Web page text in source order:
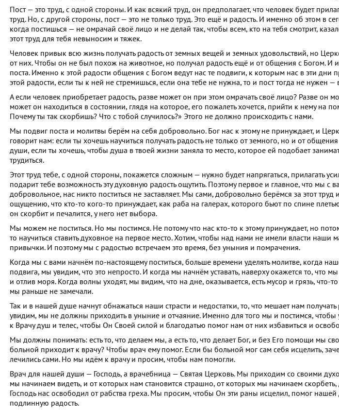
Пост — это труд, с одной стороны. И как всякий труд, он предполагает, что человек будет
труд. Но, с другой стороны, пост — это не только труд. Это ещё и радость. И именно об этом в
когда постишься — не омрачай своё лицо и не делай так, чтобы всем, кто на тебя смотрит,
этот труд для тебя невыносим и тяжек.
Человек привык всю жизнь получать радость от земных вещей и земных удовольствий, но
от них. Чтобы он не был похож на животное, но получал радость ещё и от общения с Богом. И
поста. Именно к этой радости общения с Богом ведут нас те подвиги, к которым нас в эти дни
этой радости, если ты к ней не стремишься, если она тебе не нужна, то и пост тогда не нужен
А если человек приобретает радость, разве может он при этом омрачать своё лицо? Разве он
может он находиться в состоянии, глядя на которое, его пожалеть хочется, прийти к нему на
Почему ты так скорбишь? Что с тобой случилось?» Этого не должно происходить с нами.
Мы подвиг поста и молитвы берём на себя добровольно. Бог нас к этому не принуждает, и
говорит нам: если ты хочешь научиться получать радость не только от земного, но и от
души, если ты хочешь, чтобы душа в твоей жизни заняла то место, которое ей подобает
трудиться.
Этот труд тебе, с одной стороны, покажется сложным — нужно будет напрягаться, прилагать
подарит тебе возможность эту духовную радость ощутить. Поэтому первое и главное, что мы
добровольное, нас никто поститься не заставляет. Мы сами, добровольно берёмся за этот труд
ощущению, что кто-то кого-то принуждает, как раба на галерах, которого бьют по спине
он скорбит и печалится, у него нет выбора.
Мы можем не поститься. Но мы постимся. Не потому что нас кто-то к этому принуждает, но
то научиться ставить духовное на первое место. Хотим, чтобы над нами не имели власти
привычки. И поэтому мы с радостью встречаем это время, без уныния и помрачения.
Когда мы с вами начнём по-настоящему поститься, больше времени уделять молитве, когда наше
подвига, мы увидим, что это непросто. И когда мы начнём уставать, наверху окажется то, что
и отлив моря. Когда волны уходят, мы видим, что на дне, оказывается, есть мусор и грязь, что-
мы раньше не замечали.
Так и в нашей душе начнут обнажаться наши страсти и недостатки, то, что мешает нам
увидим, мы не должны приходить в уныние и отчаяние. Именно для того мы и постимся, чтобы
к Врачу душ и телес, чтобы Он Своей силой и благодатью помог нам от них избавиться и
Мы должны понимать: есть то, что делаем мы, а есть то, что делает Бог, и без Его помощи мы
больной приходит к врачу? Чтобы врач ему помог. Если бы больной мог сам себя исцелить,
лечились сами. Но мы идём к врачу и просим, чтобы нам помогли.
Врач для нашей души — Господь, а врачебница — Святая Церковь. Мы приходим со своими
мы начинаем видеть, и от которых нам становится страшно, от которых мы начинаем
Господь нас освободил от рабства греха. Мы просим, чтобы Он эти раны исцелил, помог
подлинную радость.